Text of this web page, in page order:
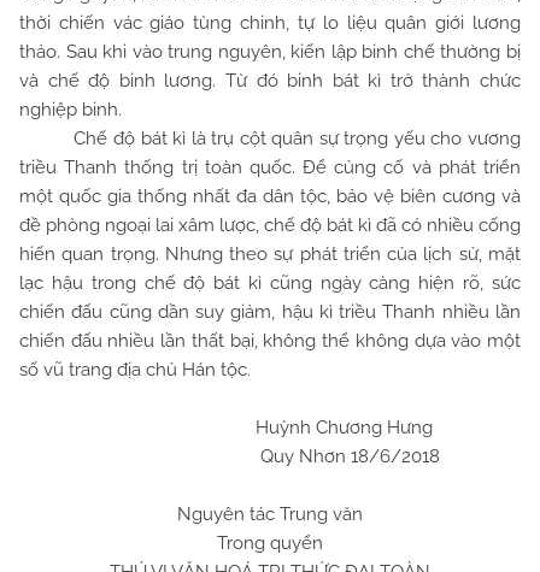
thời chiến vác giáo tùng chinh, tự lo liệu quân giới lương
thảo. Sau khi vào trung nguyên, kiến lập binh chế thường bị
và chế độ binh lương. Từ đó binh bát kì trở thành chức
nghiệp binh.
Chế độ bát kì là trụ cột quân sự trọng yếu cho vương
triều Thanh thống trị toàn quốc. Để củng cố và phát triển
một quốc gia thống nhất đa dân tộc, bảo vệ biên cương và
đề phòng ngoại lai xâm lược, chế độ bát kì đã có nhiều cống
hiến quan trọng. Nhưng theo sự phát triển của lịch sử, mặt
lạc hậu trong chế độ bát kì cũng ngày càng hiện rõ, sức
chiến đấu cũng dần suy giảm, hậu kì triều Thanh nhiều lần
chiến đấu nhiều lần thất bại, không thể không dựa vào một
số vũ trang địa chủ Hán tộc.
Huỳnh Chương Hưng
Quy Nhơn 18/6/2018
Nguyên tác Trung văn
Trong quyển